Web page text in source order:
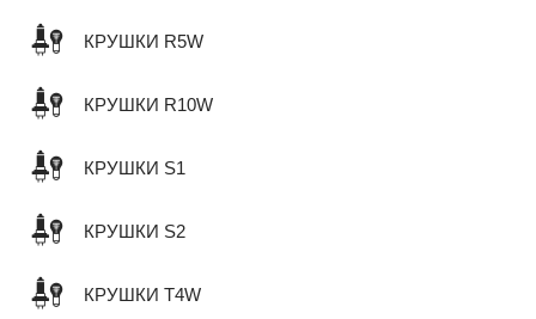
КРУШКИ R5W
КРУШКИ R10W
КРУШКИ S1
КРУШКИ S2
КРУШКИ T4W